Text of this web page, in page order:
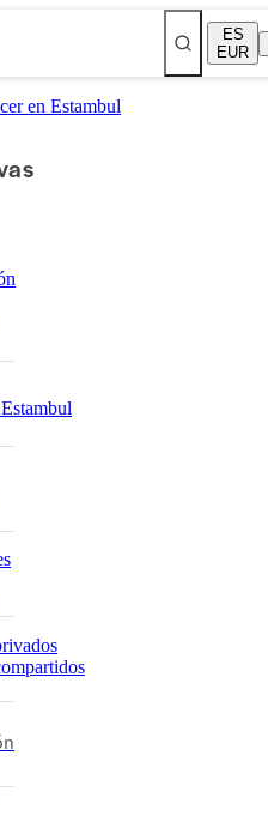
ES
EUR
en Estambul